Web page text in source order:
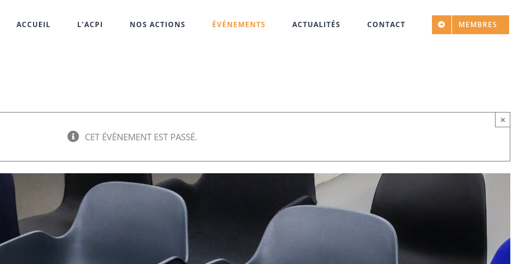
ACCUEIL L’ACPI NOS ACTIONS ÉVÉNEMENTS ACTUALITÉS CONTACT MEMBRES
CET ÉVÈNEMENT EST PASSÉ.
×